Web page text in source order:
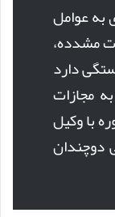
به عوامل
مشدده،
دارد
مجازات
با وکیل
دوچندان